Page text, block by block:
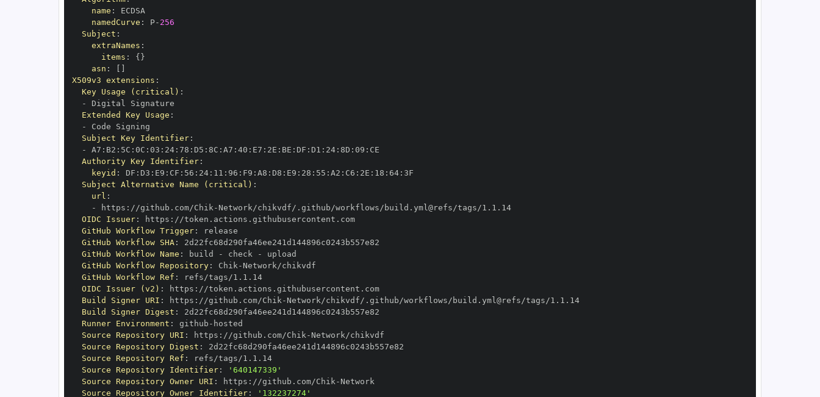
name :
namedCurve : P- 256
Subject :
extraNames :
items : { }
asn :
X509v3 extensions :
Key Usage (critical) :
-
Extended Key Usage :
-
Subject Key Identifier:
-
A7 : B2 : 5C : 0C : 03 : 24: 78 : D5 : 8C : A7 : 40 : E7 : 2E : BE : DF : D1 : 24: 8D : 09 :
Authority Key Identifier:
keyid : DF : D3 : E9 : CF : 56 : 24: 11 : 96 : F9 : A8 : D8 : E9 : 28 : 55 : A2 : C6 : 2E : 18 : 64:
Subject Alternative Name (critical) :
url :
-
https : //github.com/Chik -
Network/chikvdf/.github/workflows/build.yml@refs/tags/1.1.14
OIDC Issuer: https :
//token.actions.githubusercontent.com
GitHub Workflow Trigger:
GitHub Workflow SHA:
GitHub Workflow Name : build - check -
GitHub Workflow Repository: Chik -
GitHub Workflow Ref :
refs/tags/1.1.14
OIDC Issuer (v2) : https :
//token.actions.githubusercontent.com
Build Signer URI : https : //github.com/Chik -
Network/chikvdf/.github/workflows/build.yml@refs/tags/1.1.14
Build Signer Digest :
Runner Environment : github -
Source Repository URI : https : //github.com/Chik -
Source Repository Digest :
Source Repository Ref :
refs/tags/1.1.14
Source Repository Identifier:
'640147339'
Source Repository Owner URI : https : //github.com/Chik -
Source Repository Owner Identifier: '132237274'